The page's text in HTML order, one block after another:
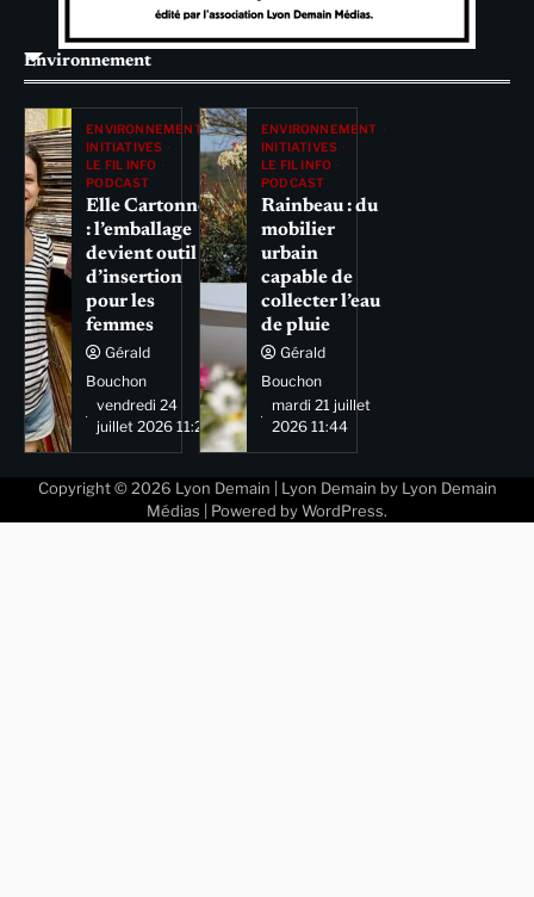
Environnement
ENVIRONNEMENT
INITIATIVES
LE FIL INFO
PODCAST
Elle Cartonne
: l’emballage
devient outil
d’insertion
pour les
femmes
Gérald
Bouchon
vendredi 24
juillet 2026 11:29
ENVIRONNEMENT
INITIATIVES
LE FIL INFO
PODCAST
Rainbeau : du
mobilier
urbain
capable de
collecter l’eau
de pluie
Gérald
Bouchon
mardi 21 juillet
2026 11:44
Copyright © 2026 Lyon Demain | Lyon Demain by Lyon Demain
Médias | Powered by WordPress.